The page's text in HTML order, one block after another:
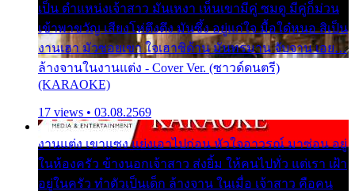
เป็น ตำแหน่งเจ้าสาว มันเหงา เห็นเขามีคู่ ซมดู มีคู่ก็ม่วน
เข้าพาขวัญ เสียงโห่ตึงตึง มันซึ้ง อยู่แก่ใจ มื้อใด๋หนอ สิเป็น
งานเฮา มัวซอยเขา ใจเฮาซิด้าน มันทรมาน จับจาน เอย…
ล้างจานในงานแต่ง - Cover Ver. (ซาวด์ดนตรี)
(KARAOKE)
17 views • 03.08.2569
งานแต่ง เขาแซง แย่งเอาไปก่อน หัวใจอาวรณ์ มาซ่อน อยู่
ในห้องครัว ข้างนอกเจ้าสาว ส่งยิ้ม ให้คนไปทั่ว แต่เรา เฝ้า
อยู่ในครัว ทำตัวเป็นเด็ก ล้างจาน ในเมื่อ เจ้าสาว คือคน